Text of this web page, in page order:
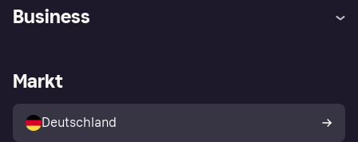
Klarna App
Shops entdecken
Käuferschutzrichtlinie
Dein Widerrufsrecht
Business
Händlerportal
Markt
Deutschland